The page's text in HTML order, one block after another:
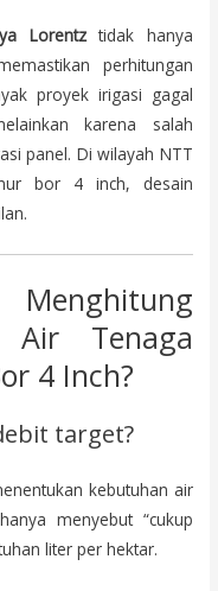
Lorentztidak hanya
perhitungan
proyek irigasi gagal
karena salah
panel. Di wilayah NTT
bor 4 inch, desain
Air Tenaga
4 Inch?
target?
kebutuhan air
menyebut “cukup
liter per hektar.